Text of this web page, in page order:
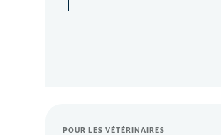
POUR LES VÉTÉRINAIRES